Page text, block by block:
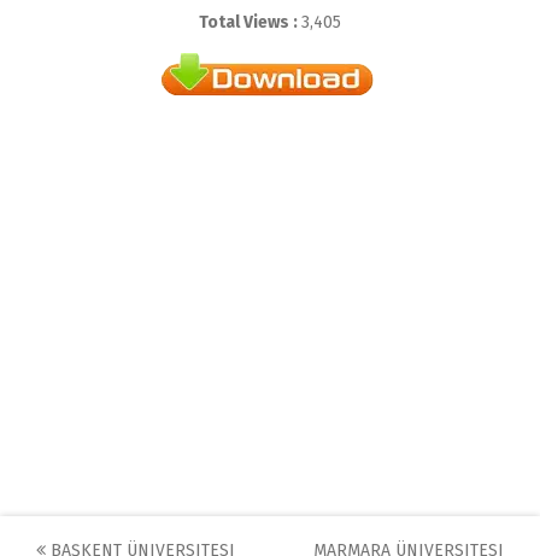
Total Views :3,405
BAŞKENT ÜNIVERSITESI MARMARA ÜNIVERSITESI